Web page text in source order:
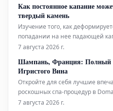
суровых погодных явлений.
Как постоянное капание
твердый камень
Изучение того, как
попадании на нее падающей
эрозионной мощи воды.
7 августа 2026 г.
Шампань, Франция: Полный
Игристого Вина
Откройте для себя лучшие
роскошных спа-процедур в
живого хип-хопа до уникальных
7 августа 2026 г.